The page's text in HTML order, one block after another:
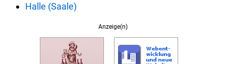
Halle (Saale)
Anzeige(n)